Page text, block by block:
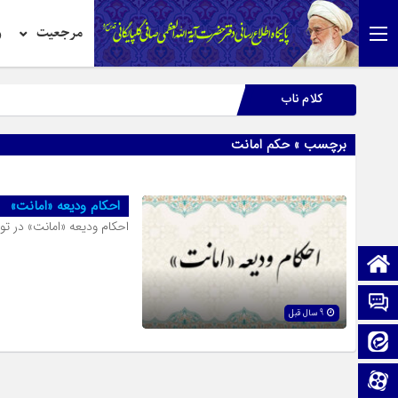
مرجعیت
صفحه نخست
تماس با ما
کلام ناب
برچسب » حکم امانت
احکام ودیعه «امانت»
احکام ودیعه «امانت»